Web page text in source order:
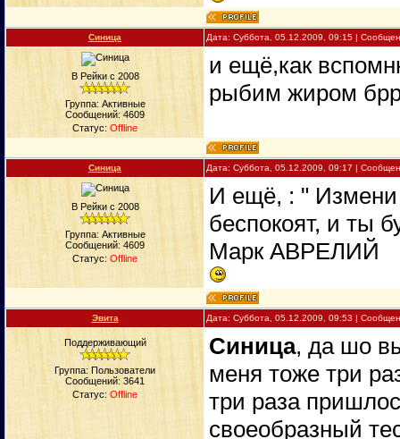
Синица Дата: Суббота, 05.12.2009, 09:15 |
В Рейки с 2008
Группа: Активные
Сообщений: 4609
Статус: Offline
и ещё,как
рыбим жиром
Синица Дата: Суббота, 05.12.2009, 09:17 |
В Рейки с 2008
Группа: Активные
Сообщений: 4609
Статус: Offline
И ещё, : " Измени
беспокоят, и ты
Марк АВРЕЛИЙ
Эвита Дата: Суббота, 05.12.2009, 09:53 |
Поддерживающий
Группа: Пользователи
Сообщений: 3641
Статус: Offline
Синица, да шо
меня тоже три
три раза
своеобразный